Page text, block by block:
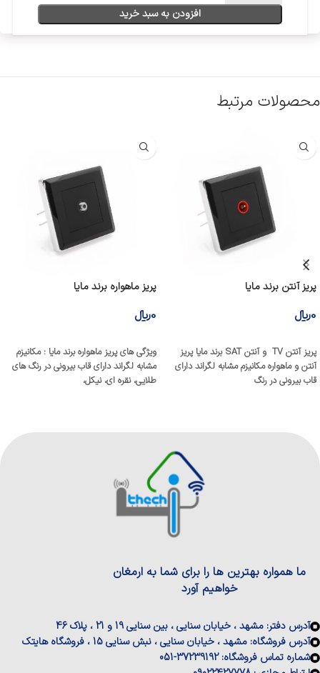
افزودن به سبد خرید
محصولات مرتبط
پریز آنتن برند مایا
0﷼
پریز آنتن TV و آنتن SAT برند مایا پریز
آنتن و ماهواره مکانیزم مشابه لگراند دارای
قاب بیرونی در رنگ
پریز ماهواره برند مایا
0﷼
ویژگی های پریز ماهواره برند مایا : مکانیزم
مشابه لگراند دارای قاب بیرونی در رنگ های
طلایی، نقره ای، نیکل،
ما همواره بهترین ها را برای شما به ارمغان
خواهیم آورد
آدرس دفتر: مشهد ، خیابان سنایی ، بین سنایی 19 و 21 ، پلاک 46
آدرس فروشگاه: مشهد ، خیابان سنایی ، نبش سنایی 15 ، فروشگاه هایتک
شماره تماس فروشگاه: 37239192-051